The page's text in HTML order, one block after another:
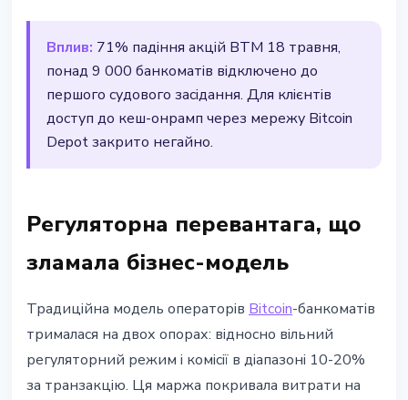
Вплив: 71% падіння акцій BTM 18 травня,
понад 9 000 банкоматів відключено до
першого судового засідання. Для клієнтів
доступ до кеш-онрамп через мережу Bitcoin
Depot закрито негайно.
Регуляторна перевантага, що
зламала бізнес-модель
Традиційна модель операторів Bitcoin-банкоматів
трималася на двох опорах: відносно вільний
регуляторний режим і комісії в діапазоні 10-20%
за транзакцію. Ця маржа покривала витрати на